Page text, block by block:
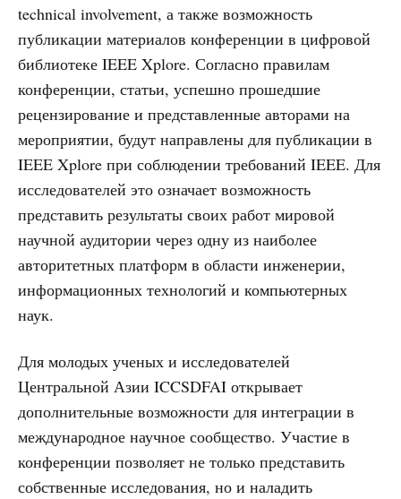
technical involvement, а также возможность
публикации материалов конференции в цифровой
библиотеке IEEE Xplore. Согласно правилам
конференции, статьи, успешно прошедшие
рецензирование и представленные авторами на
мероприятии, будут направлены для публикации в
IEEE Xplore при соблюдении требований IEEE. Для
исследователей это означает возможность
представить результаты своих работ мировой
научной аудитории через одну из наиболее
авторитетных платформ в области инженерии,
информационных технологий и компьютерных
наук.
Для молодых ученых и исследователей
Центральной Азии ICCSDFAI открывает
дополнительные возможности для интеграции в
международное научное сообщество. Участие в
конференции позволяет не только представить
собственные исследования, но и наладить